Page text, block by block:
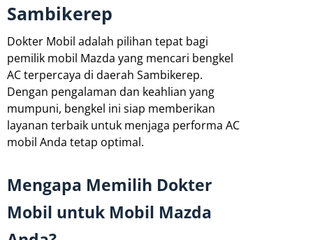
Sambikerep
Dokter Mobil adalah pilihan tepat bagi
pemilik mobil Mazda yang mencari bengkel
AC terpercaya di daerah Sambikerep.
Dengan pengalaman dan keahlian yang
mumpuni, bengkel ini siap memberikan
layanan terbaik untuk menjaga performa AC
mobil Anda tetap optimal.
Mengapa Memilih Dokter
Mobil untuk Mobil Mazda